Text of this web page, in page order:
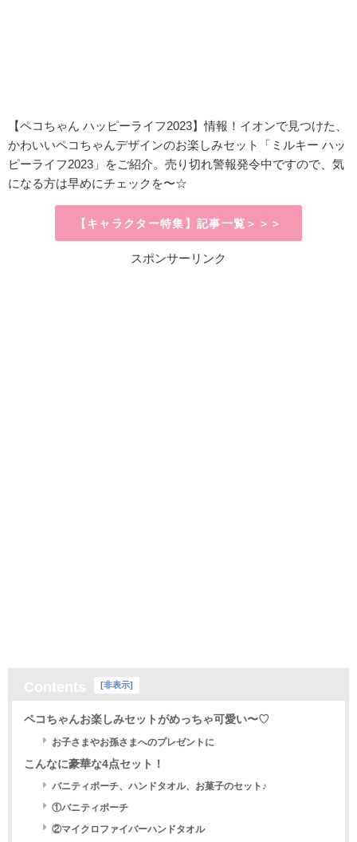
【ペコちゃん ハッピーライフ2023】情報！イオンで見つけた、
かわいいペコちゃんデザインのお楽しみセット「ミルキー ハッ
ピーライフ2023」をご紹介。売り切れ警報発令中ですので、気
になる方は早めにチェックを〜☆
【キャラクター特集】記事一覧＞＞＞
スポンサーリンク
非表示
ペコちゃんお楽しみセットがめっちゃ可愛い〜♡
お子さまやお孫さまへのプレゼントに
こんなに豪華な4点セット！
バニティポーチ、ハンドタオル、お菓子のセット♪
①バニティポーチ
②マイクロファイバーハンドタオル